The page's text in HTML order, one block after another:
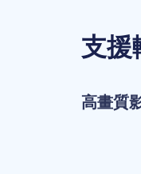
支援
高畫質